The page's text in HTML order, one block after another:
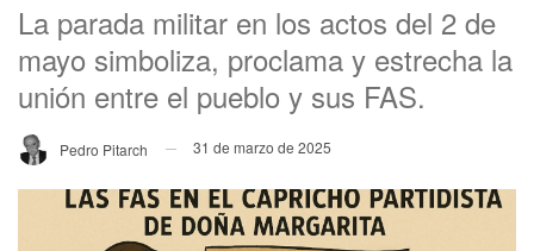
La parada militar en los actos del 2 de
mayo simboliza, proclama y estrecha la
unión entre el pueblo y sus FAS.
Pedro Pitarch 31 de marzo de 2025